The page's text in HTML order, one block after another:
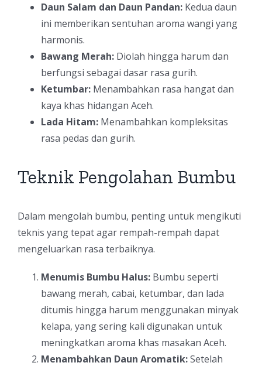
Daun Salam dan Daun Pandan: Kedua daun
ini memberikan sentuhan aroma wangi yang
harmonis.
Bawang Merah: Diolah hingga harum dan
berfungsi sebagai dasar rasa gurih.
Ketumbar: Menambahkan rasa hangat dan
kaya khas hidangan Aceh.
Lada Hitam: Menambahkan kompleksitas
rasa pedas dan gurih.
Teknik Pengolahan Bumbu
Dalam mengolah bumbu, penting untuk mengikuti
teknis yang tepat agar rempah-rempah dapat
mengeluarkan rasa terbaiknya.
Menumis Bumbu Halus: Bumbu seperti
bawang merah, cabai, ketumbar, dan lada
ditumis hingga harum menggunakan minyak
kelapa, yang sering kali digunakan untuk
meningkatkan aroma khas masakan Aceh.
Menambahkan Daun Aromatik:Setelah